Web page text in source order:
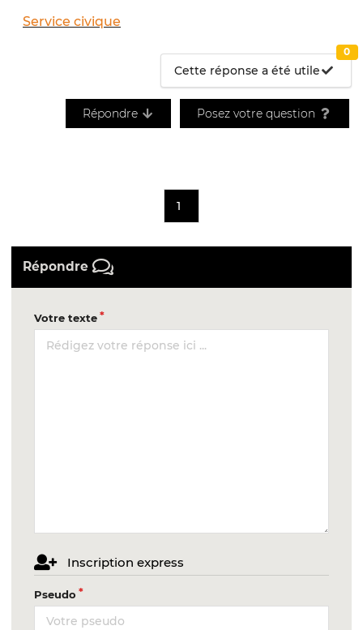
Service civique
Cette réponse a été utile
0
Répondre Posez votre question
1
Répondre
Votre texte
Inscription express
Pseudo